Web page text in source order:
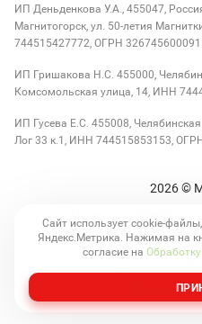
Сайт использует cookie-
Яндекс.Метрика. Нажимая на
согласие на
ИП Деньденкова У.А., 455047,
Магнитогорск, ул. 50-летия
744515427772, ОГРН
ИП Гришакова Н.С. 455000,
Комсомольская улица, 14, ИНН
ИП Гусева Е.С. 455008,
Лог 33 к.1, ИНН 744515853153,
2026©
Согласие на
Сделано в